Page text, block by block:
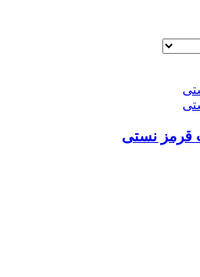
قرمز نستی